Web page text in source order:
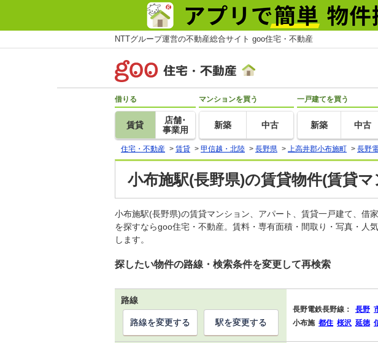
NTTグループ運営の不動産総合サイト goo住宅・不動産
借りる
賃貸
店舗･
事業用
マンションを買う
新築 中古
一戸建てを買う
新築 中古
住宅・不動産 > 賃貸 > 甲信越・北陸 > 長野県 > 上高井郡小布施町 > 長野
小布施駅(長野県)の賃貸物件(賃貸
小布施駅(長野県)の賃貸マンション、アパート、賃貸一戸建て、借
を探すならgoo住宅・不動産。賃料・専有面積・間取り・写真・人
します。
探したい物件の路線・検索条件を変更して再検索
路線
長野電鉄長野線： 長野
小布施 都住 桜沢 延徳
路線を変更する 駅を変更する